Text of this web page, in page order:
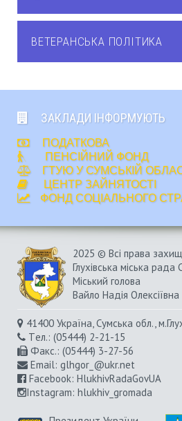
ВЕТЕРАНСЬКА ПОЛІТИКА
ЗАКЛАДИ ІНФОРМУЮТЬ
ПОДАТКОВА
ПЕНСІЙНИЙ ФОНД
ГТУЮ У СУМСЬКІЙ
ЦЕНТР ЗАЙНЯТОСТІ
ФОНД СОЦІАЛЬНОГО
2025 © Всі права
Глухівська міська рада
Міський голова
Вайло Надія Олексіївна
41400 Україна, Сумська обл.,
Tел.: (05444) 2-21-15
Факс.: (05444) 3-27-56
Email: glhgor_@ukr.net
Facebook: HlukhivRadaGovUA
Instagram: hlukhiv_gromada